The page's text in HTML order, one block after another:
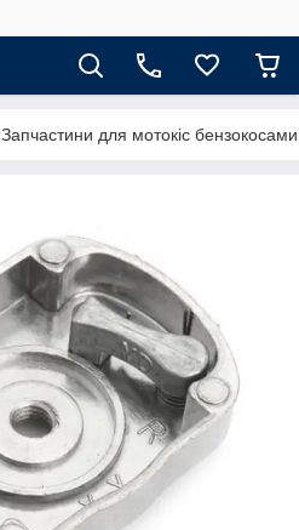
Запчастини для мотокіс бензокосами